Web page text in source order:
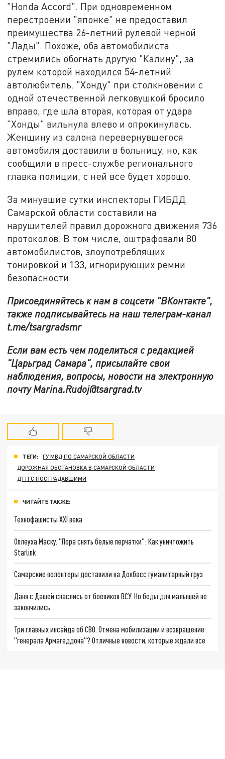
"Honda Accord". При одновременном
перестроении "японке" не предоставил
преимущества 26-летний рулевой черной
"Лады". Похоже, оба автомобилиста
стремились обогнать другую "Калину", за
рулем которой находился 54-летний
автолюбитель. "Хонду" при столкновении с
одной отечественной легковушкой бросило
вправо, где шла вторая, которая от удара
"Хонды" вильнула влево и опрокинулась.
Женщину из салона перевернувшегося
автомобиля доставили в больницу, но, как
сообщили в пресс-службе регионального
главка полиции, с ней все будет хорошо.
За минувшие сутки инспекторы ГИБДД
Самарской области составили на
нарушителей правил дорожного движения 736
протоколов. В том числе, оштрафовали 80
автомобилистов, злоупотреблящих
тонировкой и 133, игнорирующих ремни
безопасности.
Присоединяйтесь к нам в соцсети "ВКонтакте",
также подписывайтесь на наш телеграм-канал
t.me/tsargradsmr
Если вам есть чем поделиться с редакцией
"Царьград Самара", присылайте свои
наблюдения, вопросы, новости на электронную
почту Marina.Rudoj@tsargrad.tv
ТЕГИ:
ГУ МВД ПО САМАРСКОЙ ОБЛАСТИ
ДОРОЖНАЯ ОБСТАНОВКА В САМАРСКОЙ ОБЛАСТИ
ДТП С ПОСТРАДАВШИМИ
ЧИТАЙТЕ ТАКЖЕ:
Технофашисты XXI века
Оплеуха Маску. "Пора снять белые перчатки": Как уничтожить
Starlink
Самарские волонтеры доставили на Донбасс гуманитарный груз
Даня с Дашей спаслись от боевиков ВСУ. Но беды для малышей не
закончились
Три главных инсайда об СВО. Отмена мобилизации и возвращение
"генерала Армагеддона"? Отличные новости, которые ждали все